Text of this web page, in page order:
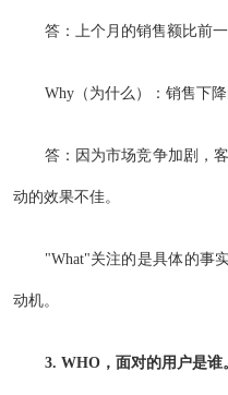
答：上个月的销售额比前一
Why（为什么）：销售下
答：因为市场竞争加剧，
动的效果不佳。
"What"关注的是具体的事
动机。
3. WHO，面对的用户是谁。